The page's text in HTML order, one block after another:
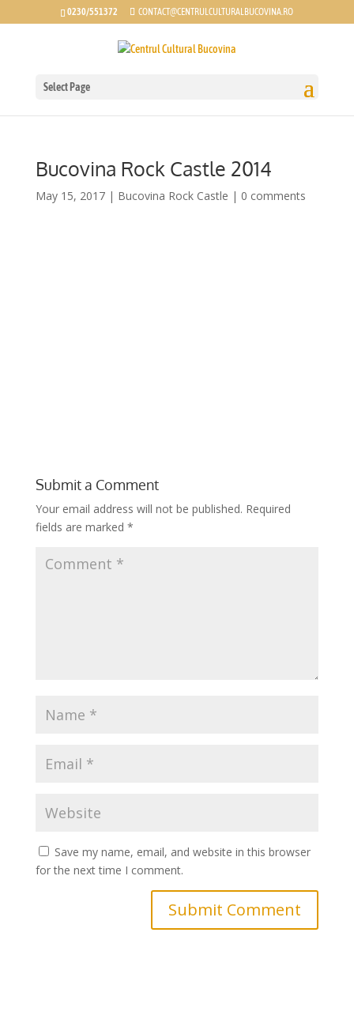
0230/551372 CONTACT@CENTRULCULTURALBUCOVINA.RO
Select Page
Bucovina Rock Castle 2014
May 15, 2017| Bucovina Rock Castle | 0 comments
Submit a Comment
Your email address will not be published. Required
fields are marked *
Save my name, email, and website in this browser
for the next time I comment.